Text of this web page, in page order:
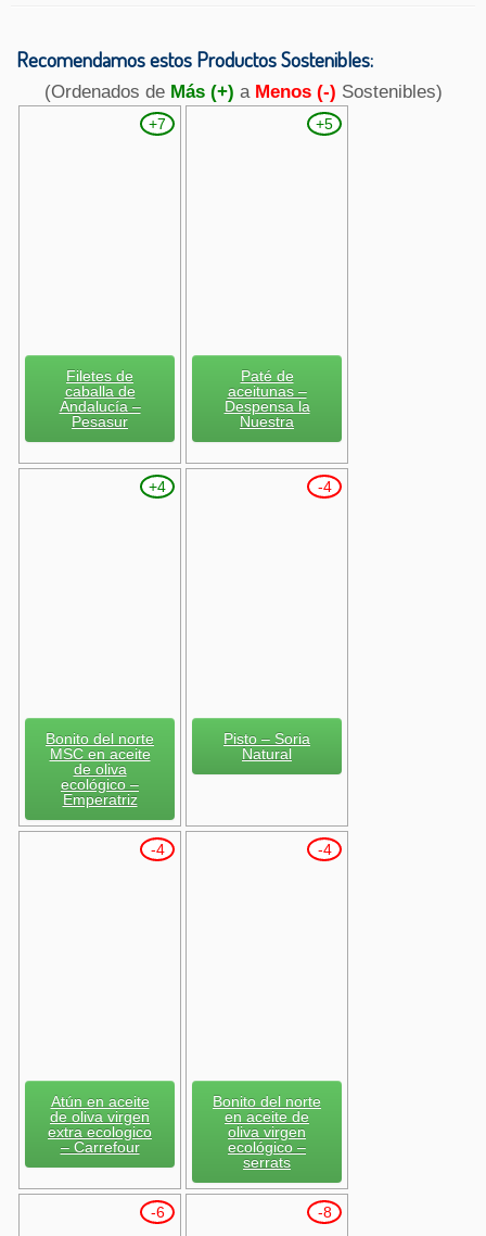
Recomendamos estos Productos Sostenibles:
(Ordenados de Más (+) a Menos (-) Sostenibles)
+7
Filetes de
caballa de
Andalucía –
Pesasur
+5
Paté de
aceitunas –
Despensa la
Nuestra
+4
Bonito del norte
MSC en aceite
de oliva
ecológico –
Emperatriz
-4
Pisto – Soria
Natural
-4
Atún en aceite
de oliva virgen
extra ecologico
– Carrefour
-4
Bonito del norte
en aceite de
oliva virgen
ecológico –
serrats
-6 -8